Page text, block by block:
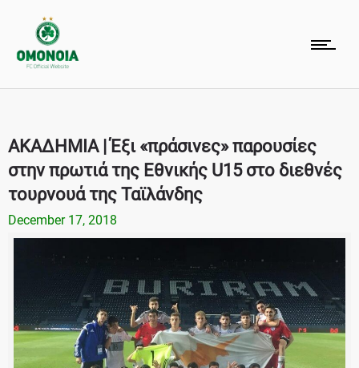
ΑΚΑΔΗΜΙΑ | Έξι «πράσινες» παρουσίες
στην πρωτιά της Εθνικής U15 στο διεθνές
τουρνουά της Ταϊλάνδης
December 17, 2018